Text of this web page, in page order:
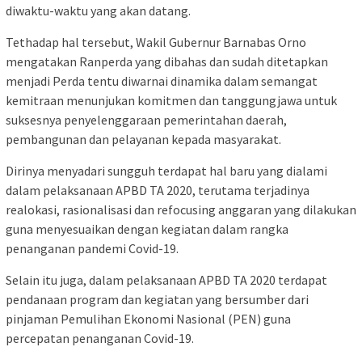
diwaktu-waktu yang akan datang.
Tethadap hal tersebut, Wakil Gubernur Barnabas Orno
mengatakan Ranperda yang dibahas dan sudah ditetapkan
menjadi Perda tentu diwarnai dinamika dalam semangat
kemitraan menunjukan komitmen dan tanggungjawa untuk
suksesnya penyelenggaraan pemerintahan daerah,
pembangunan dan pelayanan kepada masyarakat.
Dirinya menyadari sungguh terdapat hal baru yang dialami
dalam pelaksanaan APBD TA 2020, terutama terjadinya
realokasi, rasionalisasi dan refocusing anggaran yang dilakukan
guna menyesuaikan dengan kegiatan dalam rangka
penanganan pandemi Covid-19.
Selain itu juga, dalam pelaksanaan APBD TA 2020 terdapat
pendanaan program dan kegiatan yang bersumber dari
pinjaman Pemulihan Ekonomi Nasional (PEN) guna
percepatan penanganan Covid-19.